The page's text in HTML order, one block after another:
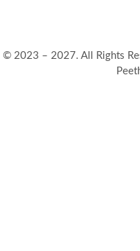
© 2023 – 2027. All Rights